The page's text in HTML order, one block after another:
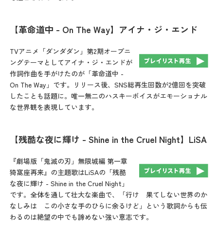
【革命道中 - On The Way】アイナ・ジ・エンド
TVアニメ「ダンダダン」第2期オープニ
ングテーマとしてアイナ・ジ・エンドが
作詞作曲を手がけたのが「革命道中 -
On The Way」です。リリース後、SNS総再生回数が2億回を突破
したことも話題に。唯一無二のハスキーボイスがエモーショナル
な世界観を表現しています。
【残酷な夜に輝け - Shine in the Cruel Night】LiSA
『劇場版「鬼滅の刃」無限城編 第一章
猗窩座再来』の主題歌はLiSAの「残酷
な夜に輝け - Shine in the Cruel Night」
です。全体を通して壮大な楽曲で、「行け 果てしない世界のか
なしみは この小さな手のひらに余るけど」という歌詞からも伝
わるのは絶望の中でも諦めない強い意志です。